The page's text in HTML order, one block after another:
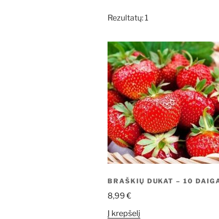
Rezultatų: 1
BRAŠKIŲ DUKAT – 10
8,99€
Į krepšelį